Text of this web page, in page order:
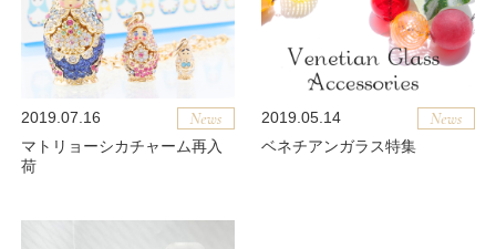
2019.07.16
マトリョーシカチャーム再入
荷
2019.05.14
ベネチアンガラス特集